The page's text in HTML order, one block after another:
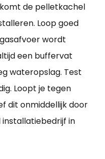
de pelletkachel
Loop goed
wordt
een buffervat
wateropslag. Test
Loopt je tegen
dit onmiddellijk door
in